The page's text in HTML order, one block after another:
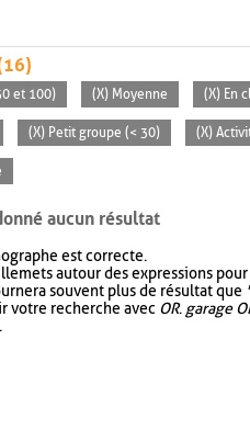
et 100) (X) Moyenne (X) En
(X) Petit groupe (< 30) (X)
aucun résultat
est correcte.
autour des expressions
souvent plus de résultat que
votre recherche avec OR. garage
.